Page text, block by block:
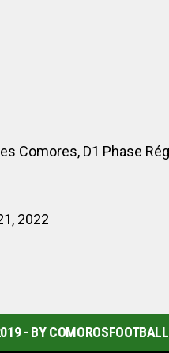
Comores, D1 Phase
2022
- BY